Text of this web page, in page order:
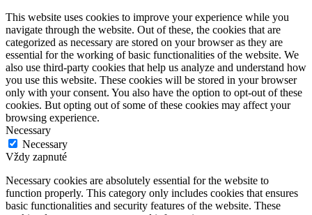
This website uses cookies to improve your experience while you
navigate through the website. Out of these, the cookies that are
categorized as necessary are stored on your browser as they are
essential for the working of basic functionalities of the website. We
also use third-party cookies that help us analyze and understand how
you use this website. These cookies will be stored in your browser
only with your consent. You also have the option to opt-out of these
cookies. But opting out of some of these cookies may affect your
browsing experience.
Necessary
Necessary
Vždy zapnuté
Necessary cookies are absolutely essential for the website to
function properly. This category only includes cookies that ensures
basic functionalities and security features of the website. These